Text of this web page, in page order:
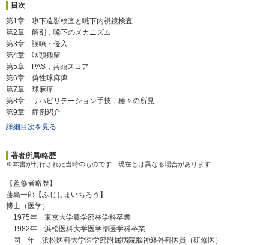
目次
第1章 嚥下造影検査と嚥下内視鏡検査
第2章 解剖，嚥下のメカニズム
第3章 誤嚥・侵入
第4章 咽頭残留
第5章 PAS，兵頭スコア
第6章 偽性球麻痺
第7章 球麻痺
第8章 リハビリテーション手技，種々の所見
第9章 症例紹介
詳細目次を見る
著者所属/略歴
※本書が刊行された当時のものです．現在とは異なる場合があります．
【監修者略歴】
藤島一郎【ふじしまいちろう】
博士（医学）
1975年 東京大学農学部林学科卒業
1982年 浜松医科大学医学部医学科卒業
同 年 浜松医科大学医学部附属病院脳神経外科医員（研修医）